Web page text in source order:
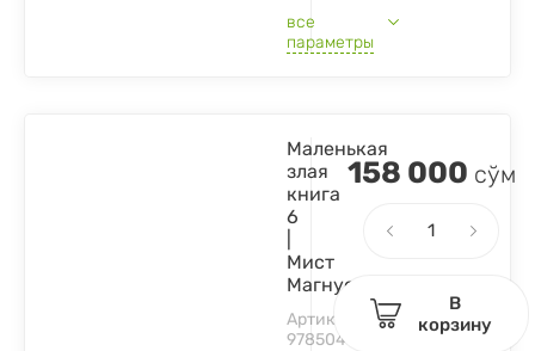
все
параметры
Маленькая
злая
книга
6
Мист
Магнус
Артикул:
9785041862558
158 000 сўм
В
корзину